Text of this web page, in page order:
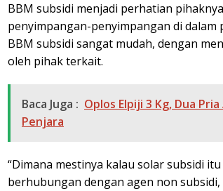
BBM subsidi menjadi perhatian
penyimpangan-penyimpangan di dalam
BBM subsidi sangat mudah, dengan
oleh pihak terkait.
Baca Juga : Oplos Elpiji 3 Kg, Dua
Penjara
“Dimana mestinya kalau solar subsidi
berhubungan dengan agen non